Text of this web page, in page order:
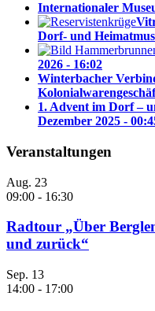
Internationaler
Dorf- und
2026 - 16:02
Winterbacher
1. Advent im Dorf –
Dezember 2025 -
Veranstaltungen
Aug. 23
09:00 - 16:30
Radtour „Über
und zurück“
Sep. 13
14:00 - 17:00